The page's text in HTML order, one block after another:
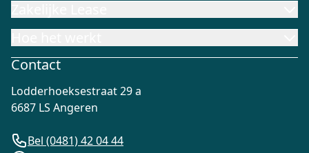
Contact
Lodderhoeksestraat 29 a
6687 LS Angeren
Bel (0481) 42 04 44